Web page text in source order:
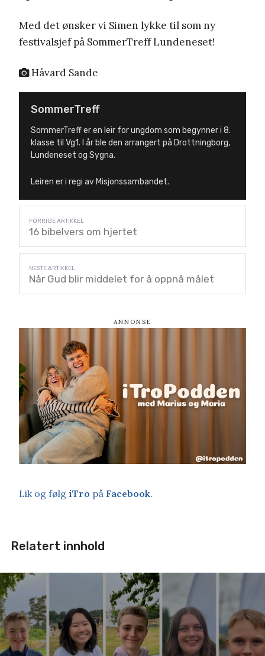
Med det ønsker vi Simen lykke til som ny
festivalsjef på SommerTreff Lundeneset!
Håvard Sande
SommerTreff
SommerTreff er en leir for ungdom som begynner i 8.
klasse til Vg1. I år ble den arrangert på Drottningborg,
Lundeneset og Sygna.
Leiren er i regi av Misjonssambandet.
16 bibelvers om hjertet
Når Gud blir middelet for å oppnå målet
Lik og følg iTro på Facebook.
Relatert innhold